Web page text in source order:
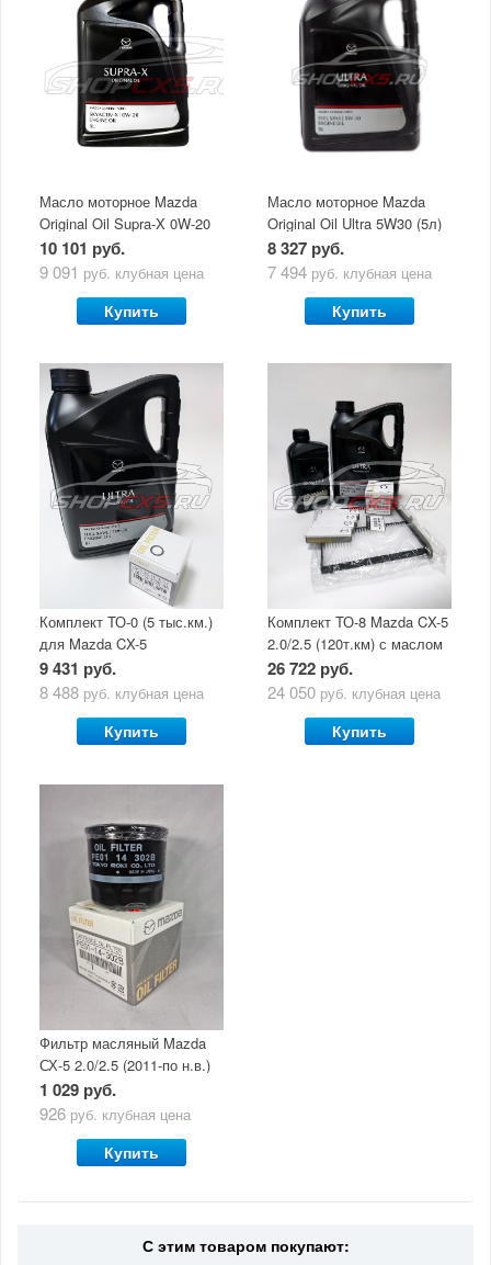
Масло моторное Mazda
Original Oil Supra-X 0W-20
(5 л)
10 101 руб.
9 091 руб. клубная цена
Купить
Масло моторное Mazda
Original Oil Ultra 5W30 (5л)
8 327 руб.
7 494 руб. клубная цена
Купить
Комплект ТО-0 (5 тыс.км.)
для Mazda CX-5
(двигатель 2.0/2.5) с
маслом Mazda Original Oil
9 431 руб.
8 488 руб. клубная цена
Купить
Комплект ТО-8 Mazda CX-5
2.0/2.5 (120т.км) с маслом
Mazda Original Oil Ultra
5W30
26 722 руб.
24 050 руб. клубная цена
Купить
Фильтр масляный Mazda
СХ-5 2.0/2.5 (2011-по н.в.)
1 029 руб.
926 руб. клубная цена
Купить
С этим товаром покупают: